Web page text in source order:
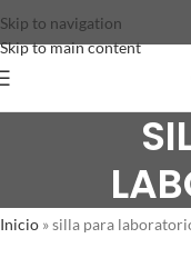
Skip to navigation
Skip to main content
Inicio »silla para